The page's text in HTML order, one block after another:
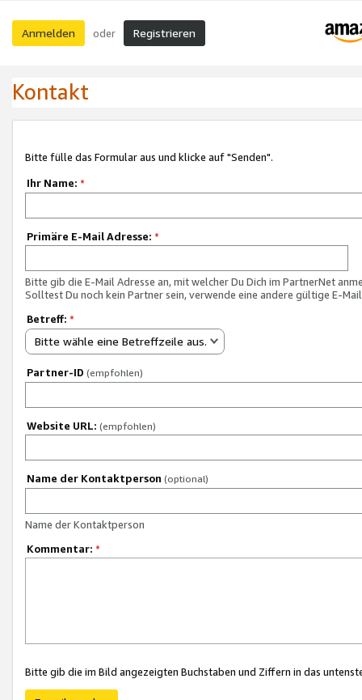
Anmelden oder Registrieren
Kontakt
Bitte fülle das Formular aus und klicke auf "Senden".
Ihr Name: *
Primäre E-Mail Adresse: *
Bitte gib die E-Mail Adresse an, mit welcher Du Dich im PartnerNet
Solltest Du noch kein Partner sein, verwende eine andere gültige E-
Betreff: *
Bitte wähle eine Betreffzeile aus.
Partner-ID (empfohlen)
Website URL: (empfohlen)
Name der Kontaktperson (optional)
Name der Kontaktperson
Kommentar: *
Bitte gib die im Bild angezeigten Buchstaben und Ziffern in das